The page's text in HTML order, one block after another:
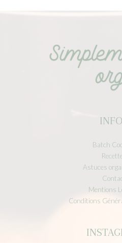
Batch
Astuces
Mentions
Conditions